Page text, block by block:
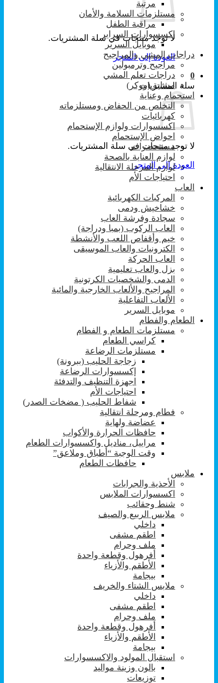
لا توجد منتجات في سلة المشتريات.
العودة إلى المتجر
0
سلة المشتريات
لا توجد منتجات في سلة المشتريات.
العودة إلى المتجر
مرتبة
مستلزمات السلامة والأمان
مراقبة الطفل
إكسسوارات السراير
موبايل السرير
دراجات المشي والمراجيح
مراجيح وترمبولين
دراجات تعلم المشي
مشاية (ووكر)
استحمام وعناية
التخلص من الحفاض ومستلزماته
كهربائيات
اكسسوارات ولوازم الإستحمام
احواض الإستحمام
مستحضرات
لوازم العناية بالصحة
لوازم المرحلة الانتقالية
احتياجات الأم
العاب
المركبات الكهربائية
خشاخيش ودمى
سجادة وفرشة العاب
العاب الركوب (بمبا ودراجة)
خيم وأقفاص اللعب والأنشطة
الكترونيات والعاب الموسيقى
العاب الحركة
بزل والعاب تعليمية
الدمى والشخصيات الكرتونية
المراجيح والألعاب الخارجية والمائية
الألعاب التفاعلية
موبايل السرير
الطعام والفطام
مستلزمات الطعام و الفطام
كراسي الطعام
مستلزمات الرضاعة
زجاجة الحليب (ببرونة)
إكسسوارات الرضاعة
اجهزة التنظيف والتدفئة
احتياجات الأم
شفاط الحليب ( مضخات الصدر)
فطام ومرحلة انتقالية
عضاضة ولهاية
حافظات الحرارة والأكواب
مراييل، مناديل واكسسوارات الطعام
وقت الوجبة “أطباق وملاعق”
حافظات الطعام
ملابس
الأحذية والجرابات
اكسسوارات الملابس
شنط وحقائب
ملابس الربيع والصيف
داخلي
اطقم مشفى
ملف وحرام
أفرهول وقطعة واحدة
الأطقم والأزياء
بيجامة
ملابس الشتاء والخريف
داخلي
اطقم مشفى
ملف وحرام
أفرهول وقطعة واحدة
الأطقم والأزياء
بيجامة
استقبال المولود والاكسسوارات
بالون وزينة مواليد
توزيعات